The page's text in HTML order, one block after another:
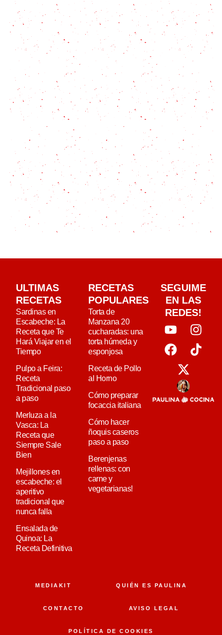
Cómo hacer Atole de Guayaba: Trucos para que no
se corte y quede bien cremoso
Mocaccino casero: la receta para sentirte en una
cafetería top sin salir de casa
ULTIMAS
RECETAS
Sardinas en
Escabeche: La
Receta que Te
Hará Viajar en el
Tiempo
Pulpo a Feira:
Receta
Tradicional paso
a paso
Merluza a la
Vasca: La
Receta que
Siempre Sale
Bien
Mejillones en
escabeche: el
aperitivo
tradicional que
nunca falla
Ensalada de
Quinoa: La
Receta Definitiva
RECETAS
POPULARES
Torta de
Manzana 20
cucharadas: una
torta húmeda y
esponjosa
Receta de Pollo
al Horno
Cómo preparar
focaccia italiana
Cómo hacer
ñoquis caseros
paso a paso
Berenjenas
rellenas: con
carne y
vegetarianas!
SEGUIME
EN LAS
REDES!
MEDIAKIT QUIÉN ES PAULINA
CONTACTO AVISO LEGAL
POLÍTICA DE COOKIES